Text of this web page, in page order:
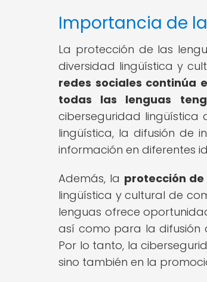
Importancia de
La protección de las
diversidad lingüística y
redes sociales continúa
todas las lenguas
ciberseguridad lingüística
lingüística, la difusión de
información en diferentes
Además, la protección
lingüística y cultural de
lenguas ofrece
así como para la difusión
Por lo tanto, la
sino también en la